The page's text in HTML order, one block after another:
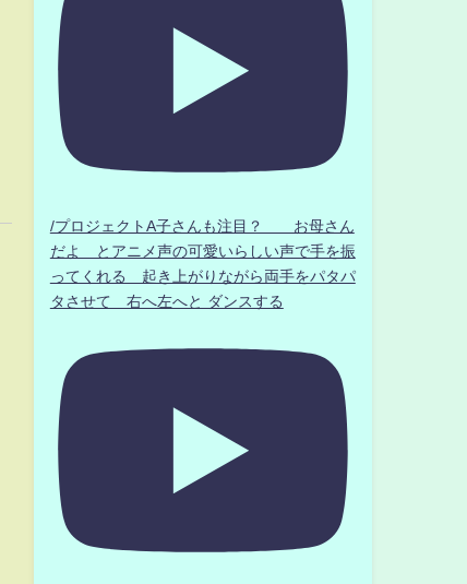
/プロジェクトA子さんも注目？ お母さん
だよ とアニメ声の可愛いらしい声で手を振
ってくれる 起き上がりながら両手をパタパ
タさせて 右へ左へと ダンスする